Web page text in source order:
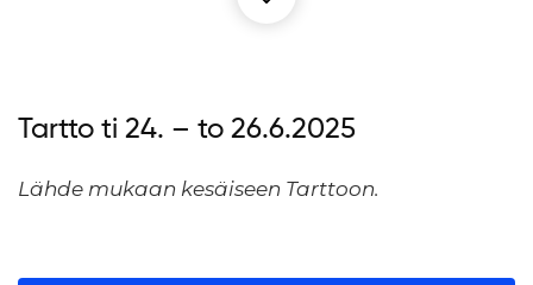
Tartto ti 24. – to 26.6.2025
Lähde mukaan kesäiseen Tarttoon.